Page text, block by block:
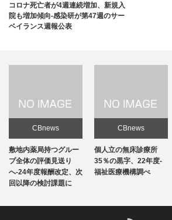
コロナ死亡者が4週連続増加、新規入
院も増加傾向-感染研が第47週のサー
ベイランス週報公表
CBnews
敷地内薬局持つグルー
プ全体の評価見送り
へ-24年度報酬改定、次
回以降の検討課題に
CBnews
個人立の無床診療所
35％の黒字、22年度-
福祉医療機構調べ